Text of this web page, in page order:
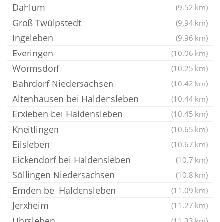
Dahlum (9.52 km)
Groß Twülpstedt (9.94 km)
Ingeleben (9.96 km)
Everingen (10.06 km)
Wormsdorf (10.25 km)
Bahrdorf Niedersachsen (10.42 km)
Altenhausen bei Haldensleben (10.44 km)
Erxleben bei Haldensleben (10.45 km)
Kneitlingen (10.65 km)
Eilsleben (10.67 km)
Eickendorf bei Haldensleben (10.7 km)
Söllingen Niedersachsen (10.8 km)
Emden bei Haldensleben (11.09 km)
Jerxheim (11.27 km)